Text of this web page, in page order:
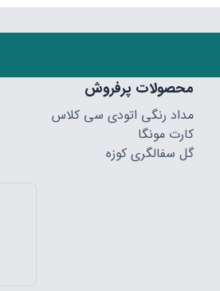
محصولات پرفروش
مداد رنگی اتودی سی کلاس
کارت مونگا
گل سفالگری کوزه